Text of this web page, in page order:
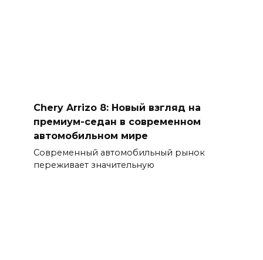
Chery Arrizo 8: Новый взгляд на
премиум-седан в современном
автомобильном мире
Современный автомобильный рынок
переживает значительную